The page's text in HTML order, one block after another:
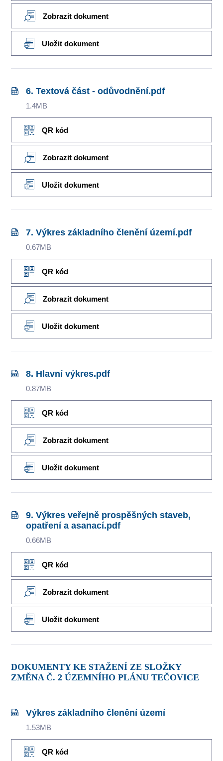
Zobrazit dokument
Uložit dokument
6. Textová část - odůvodnění.pdf
1.4MB
QR kód
Zobrazit dokument
Uložit dokument
7. Výkres základního členění území.pdf
0.67MB
QR kód
Zobrazit dokument
Uložit dokument
8. Hlavní výkres.pdf
0.87MB
QR kód
Zobrazit dokument
Uložit dokument
9. Výkres veřejně prospěšných staveb,
opatření a asanací.pdf
0.66MB
QR kód
Zobrazit dokument
Uložit dokument
DOKUMENTY KE STAŽENÍ ZE SLOŽKY
ZMĚNA Č. 2 ÚZEMNÍHO PLÁNU TEČOVICE
Výkres základního členění území
1.53MB
QR kód